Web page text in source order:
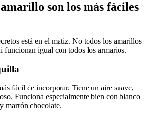
son los más fáciles
está en el matiz. No todos los amarillos
funcionan igual con todos los armarios.
fácil de incorporar. Tiene un aire suave,
Funciona especialmente bien con blanco
marrón chocolate.